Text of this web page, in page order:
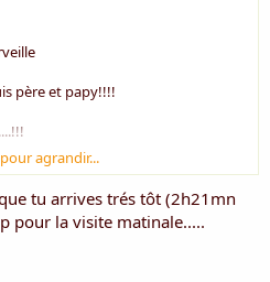
père et papy!!!!
agrandir...
tu arrives trés tôt (2h21mn
pour la visite matinale.....